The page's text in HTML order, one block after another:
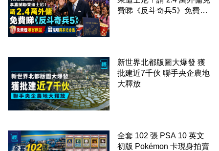
費睇《反斗奇兵5》免費包
新世界北都版圖大爆發 獲
批建近7千伙 聯手央企農地
大釋放
全套 102 張 PSA 10 英文
初版 Pokémon 卡現身拍賣